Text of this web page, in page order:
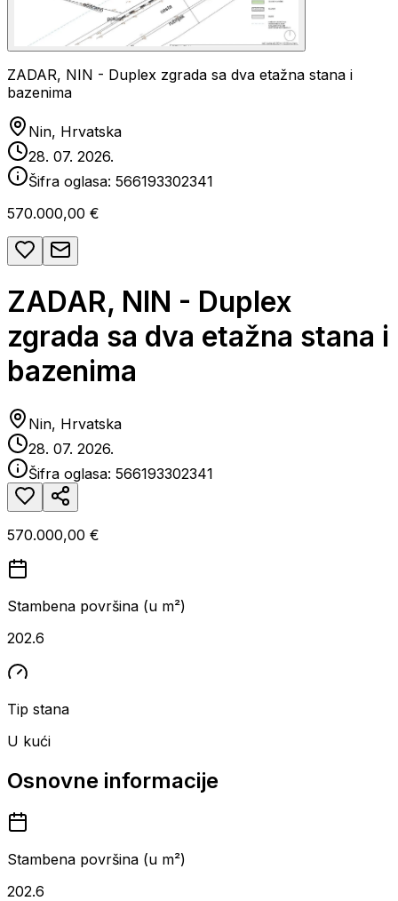
ZADAR, NIN - Duplex zgrada sa dva etažna stana i
bazenima
Nin, Hrvatska
28. 07. 2026.
Šifra oglasa: 566193302341
570.000,00 €
ZADAR, NIN - Duplex
zgrada sa dva etažna stana i
bazenima
Nin, Hrvatska
28. 07. 2026.
Šifra oglasa: 566193302341
570.000,00 €
Stambena površina (u m²)
202.6
Tip stana
U kući
Osnovne informacije
Stambena površina (u m²)
202.6